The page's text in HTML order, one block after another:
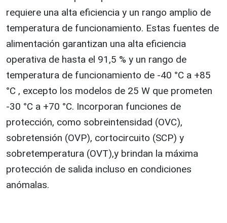
requiere una alta eficiencia y un rango amplio de
temperatura de funcionamiento. Estas fuentes de
alimentación garantizan una alta eficiencia
operativa de hasta el 91,5 % y un rango de
temperatura de funcionamiento de -40 °C a +85
°C , excepto los modelos de 25 W que prometen
-30 °C a +70 °C. Incorporan funciones de
protección, como sobreintensidad (OVC),
sobretensión (OVP), cortocircuito (SCP) y
sobretemperatura (OVT),y brindan la máxima
protección de salida incluso en condiciones
anómalas.